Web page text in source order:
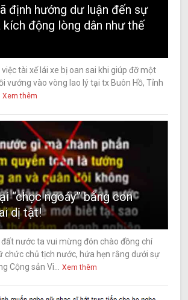
định hướng dư luận đến sự
kích động lòng dân như thế
tài xế lái xe bị oan sai khi giúp đỡ một
vướng vào vòng lao lý tại tx Buôn Hồ, Tỉnh
Xem thêm
“chọc ngoáy” bằng con
dị tật!
đất nước ta vui mừng đón chào đồng chí
chức chủ tịch nước, hứa hẹn rằng dưới sự
Cộng sản Vi...
Xem thêm